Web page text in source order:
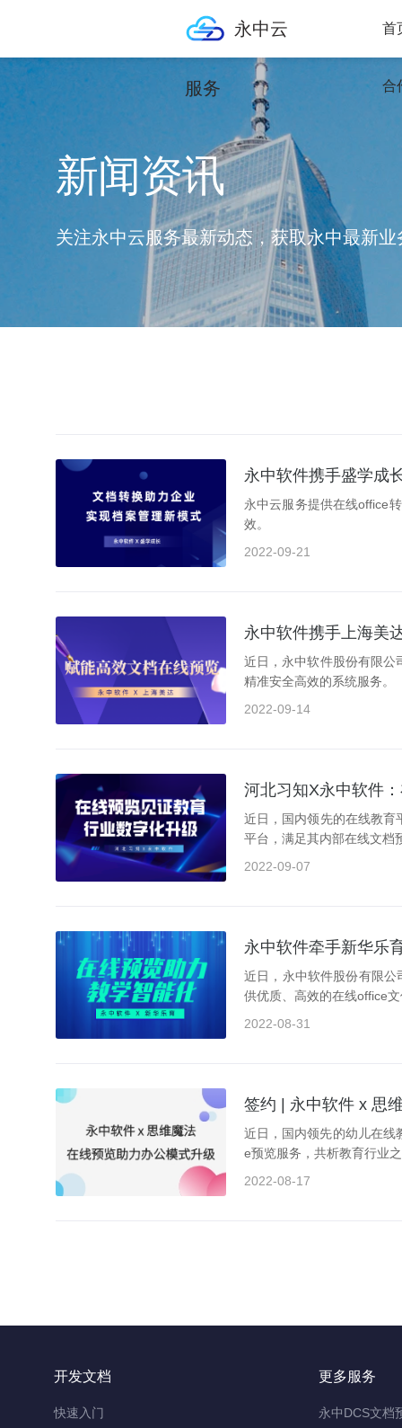
永中云
服务
首
合
新闻资讯
关注永中云服务最新动态，获取永中最新业
永中软件携手盛学成
永中云服务提供在线office
效。
2022-09-21
永中软件携手上海美
近日，永中软件股份有限公
精准安全高效的系统服务。
2022-09-14
河北习知X永中软件
近日，国内领先的在线教育
平台，满足其内部在线文档
2022-09-07
永中软件牵手新华乐
近日，永中软件股份有限
供优质、高效的在线office
2022-08-31
签约 | 永中软件 x 思
近日，国内领先的幼儿在
e预览服务，共析教育行业
2022-08-17
开发文档
快速入门
更多服务
永中DCS文档